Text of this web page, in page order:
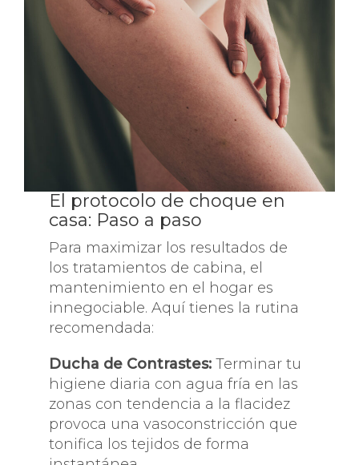
El protocolo de choque en
casa: Paso a paso
Para maximizar los resultados de
los tratamientos de cabina, el
mantenimiento en el hogar es
innegociable. Aquí tienes la rutina
recomendada:
Ducha de Contrastes: Terminar tu
higiene diaria con agua fría en las
zonas con tendencia a la flacidez
provoca una vasoconstricción que
tonifica los tejidos de forma